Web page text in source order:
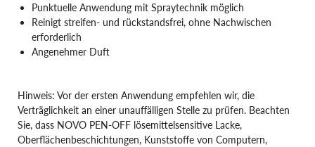
Punktuelle Anwendung mit Spraytechnik möglich
Reinigt streifen- und rückstandsfrei, ohne Nachwischen
erforderlich
Angenehmer Duft
Hinweis: Vor der ersten Anwendung empfehlen wir, die
Verträglichkeit an einer unauffälligen Stelle zu prüfen. Beachten
Sie, dass NOVO PEN-OFF lösemittelsensitive Lacke,
Oberflächenbeschichtungen, Kunststoffe von Computern,